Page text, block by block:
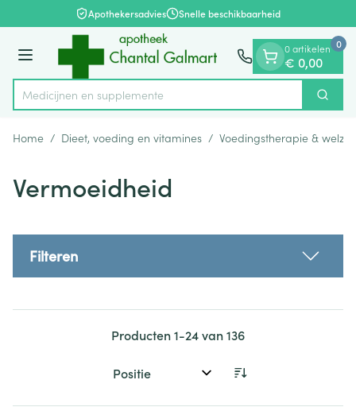
Ga naar de inhoudApothekersadvies Snelle beschikbaarheid
Menu
Product, merk, categorie...
Medic Zoek
0 artikelen
€ 0,00
0
Home / Dieet, voeding en vitamines / Voedingstherapie & welzijn
Vermoeidheid
Filteren
Producten1-24van136
Sorteer op: